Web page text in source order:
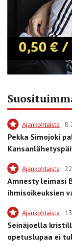
Ajankohtaista
Pekka Simojoki
Ajankohtaista
Amnesty leimasi
ihmisoikeuksien
Ajankohtaista
Seinäjoella
opetuslupaa ei